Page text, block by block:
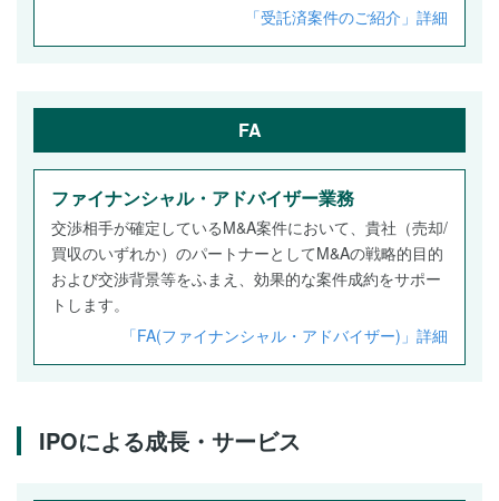
「受託済案件のご紹介」詳細
FA
ファイナンシャル・アドバイザー業務
交渉相手が確定しているM&A案件において、貴社（売却/
買収のいずれか）のパートナーとしてM&Aの戦略的目的
および交渉背景等をふまえ、効果的な案件成約をサポー
トします。
「FA(ファイナンシャル・アドバイザー)」詳細
IPOによる成長・サービス